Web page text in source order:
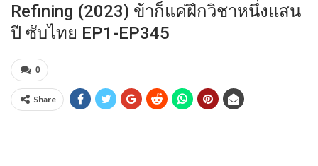
Refining (2023) ข้าก็แค่ฝึกวิชาหนึ่งแสน
ปี ซับไทย EP1-EP345
0
Share